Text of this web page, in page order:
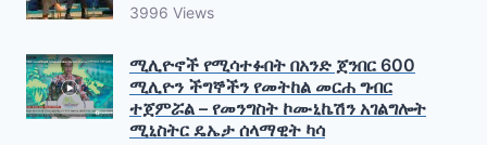
3996 Views
ሚሊዮኖች የሚሳተፉበት በአንድ ጀንበር 600
ሚሊዮን ችግኞችን የመትከል መርሐ ግብር
ተጀምሯል – የመንግስት ኮሙኒኬሽን አገልግሎት
ሚኒስትር ዴኤታ ሰላማዊት ካሳ